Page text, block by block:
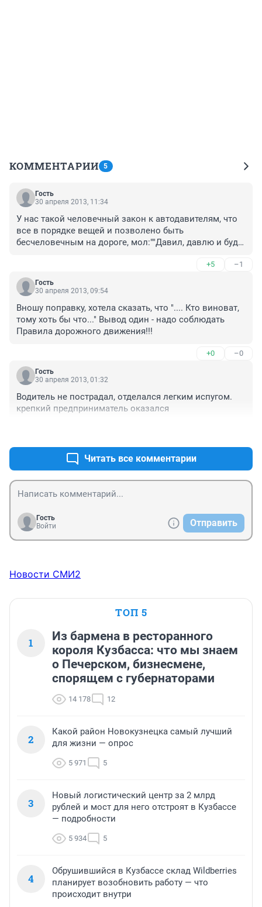
КОММЕНТАРИИ 5
Гость
30 апреля 2013, 11:34
У нас такой человечный закон к автодавителям, что
все в порядке вещей и позволено быть
бесчеловечным на дороге, мол:""Давил, давлю и буду
исходе) 2-3 года колонии поселения и чист перед
обществом. А за ушиб девичьей коленки с барыги и
волосок не упадет...
+5 –1
Гость
30 апреля 2013, 09:54
Вношу поправку, хотела сказать, что ".... Кто виноват,
тому хоть бы что..." Вывод один - надо соблюдать
Правила дорожного движения!!!
+0 –0
Гость
30 апреля 2013, 01:32
Водитель не пострадал, отделался легким испугом.
крепкий предприниматель оказался
Читать все комментарии
Гость
Войти
Отправить
Новости СМИ2
ТОП 5
1
Из бармена в ресторанного
короля Кузбасса: что мы знаем
о Печерском, бизнесмене,
спорящем с губернаторами
14 178 12
2
Какой район Новокузнецка самый лучший
для жизни — опрос
5 971 5
3
Новый логистический центр за 2 млрд
рублей и мост для него отстроят в Кузбассе
— подробности
5 934 5
4
Обрушившийся в Кузбассе склад Wildberries
планирует возобновить работу — что
происходит внутри